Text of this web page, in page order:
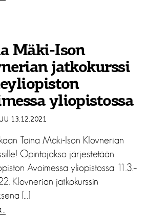
Mäki-Ison
jatkokurssi
yliopistossa
13.12.2021
Taina Mäki-Ison Klovnerian
Opintojakso järjestetään
Avoimessa yliopistossa 11.3.–
Klovnerian jatkokurssin
[…]